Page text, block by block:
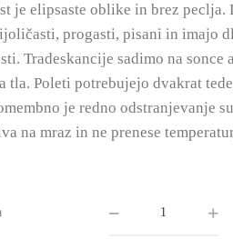
je elipsaste oblike in brez
progasti, pisani in imajo
Tradeskancije sadimo na sonce
tla. Poleti potrebujejo dvakrat
je redno odstranjevanje
na mraz in ne prenese